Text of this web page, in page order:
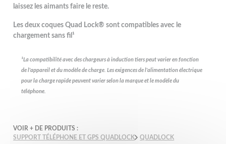
laissez les aimants faire le reste.
Les deux coques Quad Lock® sont compatibles avec le
chargement sans fil¹
¹La compatibilité avec des chargeurs à induction tiers peut varier en fonction
de l'appareil et du modèle de charge.Les exigences de l'alimentation électrique
pour la charge rapide peuvent varier selon la marque et le modèle du
téléphone.
VOIR + DE PRODUITS :
SUPPORT TÉLÉPHONE ET GPS QUADLOCK
QUADLOCK